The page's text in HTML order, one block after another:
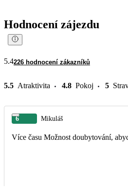
Hodnocení zájezdu
5.4226 hodnocení zákazníků
5.5 Atraktivita 4.8 Pokoj 5
6 Mikuláš
Více času Možnost doubytování,